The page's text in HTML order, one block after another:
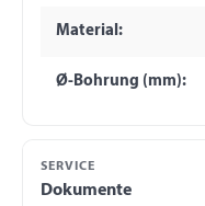
Material:
Ø-Bohrung (mm):
SERVICE
Dokumente